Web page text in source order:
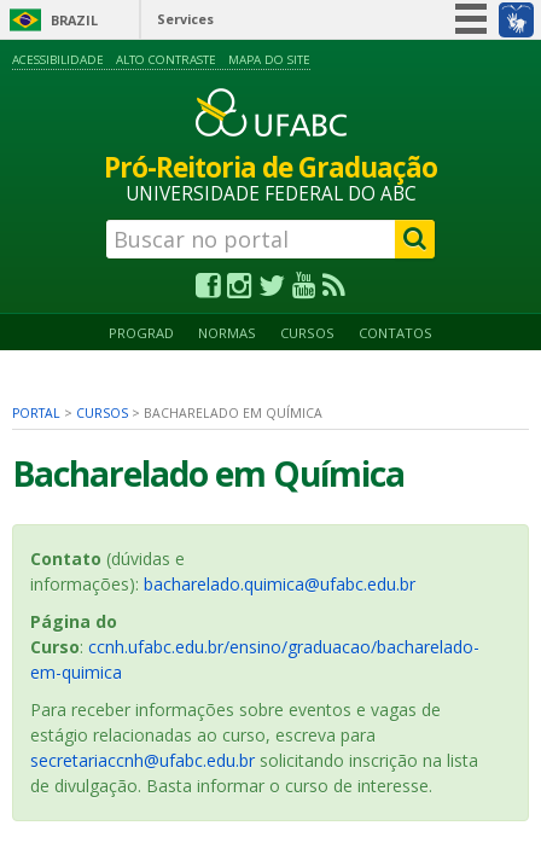
BRAZIL Services
Information access
Legislation
ACESSIBILIDADE ALTO CONTRASTE MAPA DO SITE
Pró-Reitoria de Graduação
UNIVERSIDADE FEDERAL DO ABC
PROGRAD NORMAS CURSOS CONTATOS
PORTAL > CURSOS > BACHARELADO EM QUÍMICA
Bacharelado em Química
Contato (dúvidas e
informações): bacharelado.quimica@ufabc.edu.br
Página do
Curso: ccnh.ufabc.edu.br/ensino/graduacao/bacharelado-
em-quimica
Para receber informações sobre eventos e vagas de
estágio relacionadas ao curso, escreva para
secretariaccnh@ufabc.edu.br solicitando inscrição na lista
de divulgação. Basta informar o curso de interesse.